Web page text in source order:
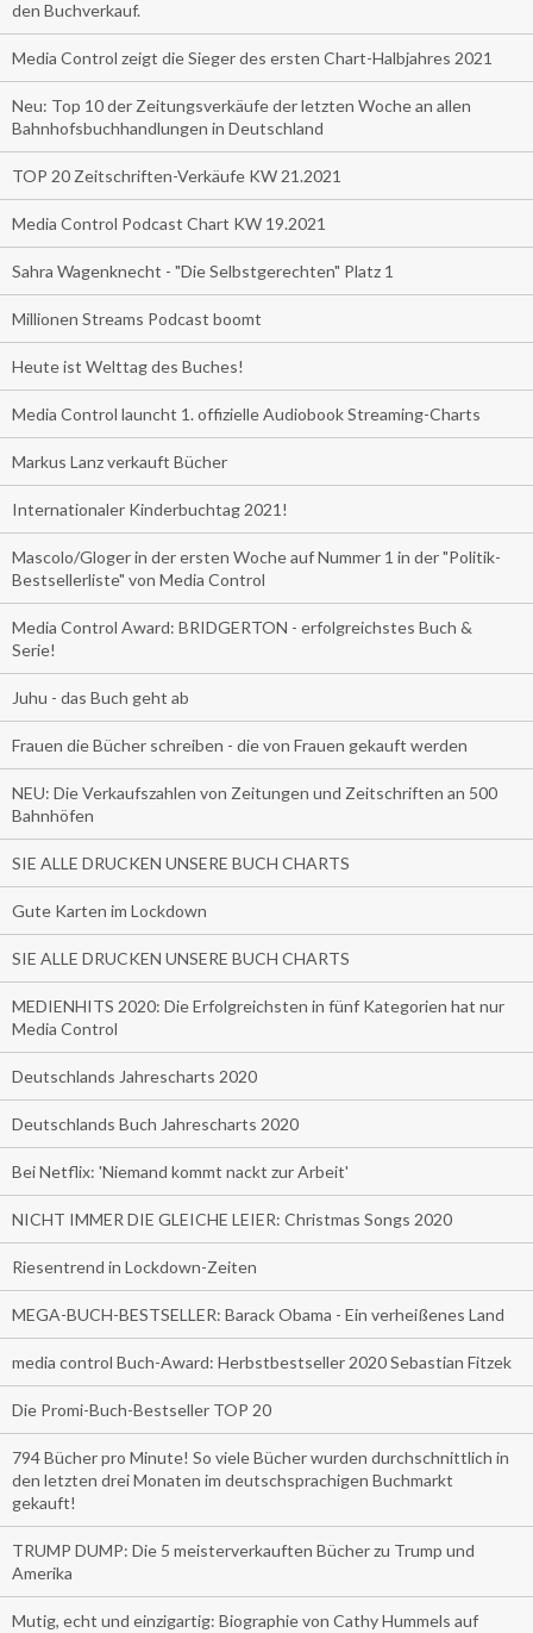
den Buchverkauf.
Media Control zeigt die Sieger des ersten Chart-Halbjahres 2021
Neu: Top 10 der Zeitungsverkäufe der letzten Woche an allen
Bahnhofsbuchhandlungen in Deutschland
TOP 20 Zeitschriften-Verkäufe KW 21.2021
Media Control Podcast Chart KW 19.2021
Sahra Wagenknecht - "Die Selbstgerechten" Platz 1
Millionen Streams Podcast boomt
Heute ist Welttag des Buches!
Media Control launcht 1. offizielle Audiobook Streaming-Charts
Markus Lanz verkauft Bücher
Internationaler Kinderbuchtag 2021!
Mascolo/Gloger in der ersten Woche auf Nummer 1 in der "Politik-
Bestsellerliste" von Media Control
Media Control Award: BRIDGERTON - erfolgreichstes Buch &
Serie!
Juhu - das Buch geht ab
Frauen die Bücher schreiben - die von Frauen gekauft werden
NEU: Die Verkaufszahlen von Zeitungen und Zeitschriften an 500
Bahnhöfen
SIE ALLE DRUCKEN UNSERE BUCH CHARTS
Gute Karten im Lockdown
SIE ALLE DRUCKEN UNSERE BUCH CHARTS
MEDIENHITS 2020: Die Erfolgreichsten in fünf Kategorien hat nur
Media Control
Deutschlands Jahrescharts 2020
Deutschlands Buch Jahrescharts 2020
Bei Netflix: 'Niemand kommt nackt zur Arbeit'
NICHT IMMER DIE GLEICHE LEIER: Christmas Songs 2020
Riesentrend in Lockdown-Zeiten
MEGA-BUCH-BESTSELLER: Barack Obama - Ein verheißenes Land
media control Buch-Award: Herbstbestseller 2020 Sebastian Fitzek
Die Promi-Buch-Bestseller TOP 20
794 Bücher pro Minute! So viele Bücher wurden durchschnittlich in
den letzten drei Monaten im deutschsprachigen Buchmarkt
gekauft!
TRUMP DUMP: Die 5 meisterverkauften Bücher zu Trump und
Amerika
Mutig, echt und einzigartig: Biographie von Cathy Hummels auf